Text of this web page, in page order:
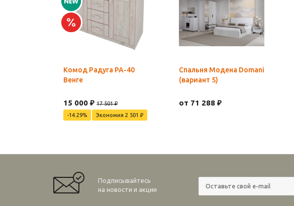
Комод Радуга РА-40
Венге
15 000 ₽ 17 501 ₽
-14.29%
Экономия 2 501 ₽
Спальня Модена Domani
(вариант 5)
от 71 288 ₽
Подписывайтесь
на новости и акции